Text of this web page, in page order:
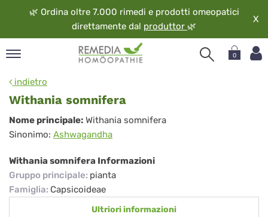
🌿 Ordina oltre 7.000 rimedi e prodotti omeopatici
direttamente dal produttor 🌿
X
0
indietro
Withania somnifera
Withania
somnifera
Nome principale: Withania somnifera
Sinonimo: Ashwagandha
Withania somnifera Informazioni
Gruppo principale: pianta
Famiglia: Capsicoideae
Ultriori informazioni